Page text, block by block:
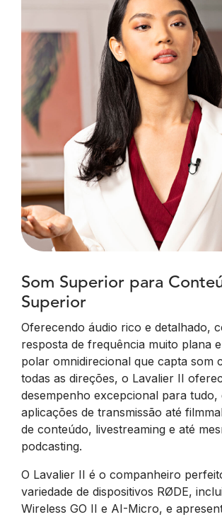
Som Superior para
Superior
Oferecendo áudio rico e detalhado,
resposta de frequência muito plana
polar omnidirecional que capta som
todas as direções, o Lavalier II
desempenho excepcional para tudo,
aplicações de transmissão até
de conteúdo, livestreaming e até
podcasting.
O Lavalier II é o companheiro
variedade de dispositivos RØDE,
Wireless GO II e AI-Micro, e